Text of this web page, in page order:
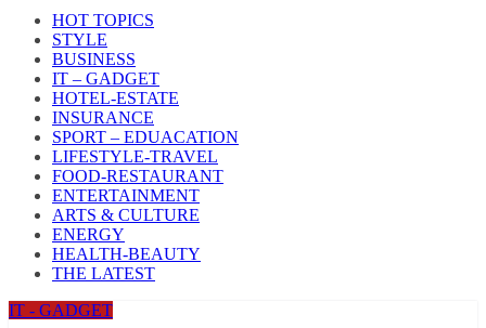
HOT TOPICS
STYLE
BUSINESS
IT – GADGET
HOTEL-ESTATE
INSURANCE
SPORT – EDUACATION
LIFESTYLE​-TRAVEL​
FOOD-RESTAURANT
ENTERTAINMENT
ARTS & CULTURE
ENERGY
HEALTH​-BEAUTY
THE LATEST
IT - GADGET